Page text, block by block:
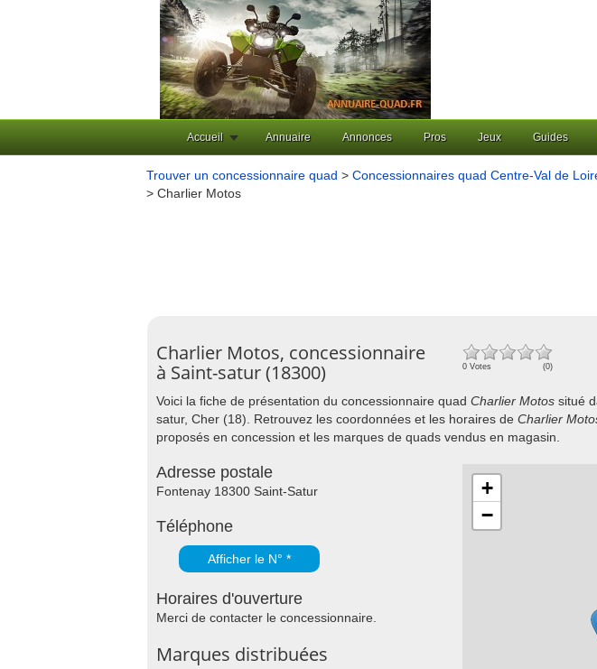
Accueil Annuaire Annonces Pros Jeux Guides
Trouver un concessionnaire quad > Concessionnaires quad Centre-Val de
> Charlier Motos
Charlier Motos, concessionnaire
à Saint-satur (18300)
0 Votes (0)
Voici la fiche de présentation du concessionnaire quad Charlier Motos situé
satur, Cher (18). Retrouvez les coordonnées et les horaires de Charlier
proposés en concession et les marques de quads vendus en magasin.
Adresse postale
Fontenay 18300 Saint-Satur
Téléphone
Afficher le N° *
Horaires d'ouverture
Merci de contacter le concessionnaire.
Marques distribuées
+
−